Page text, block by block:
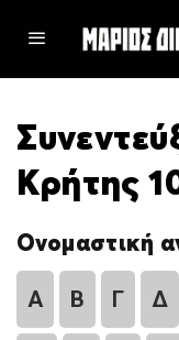
Κρήτης
Ονομαστική
Α Β Γ Δ